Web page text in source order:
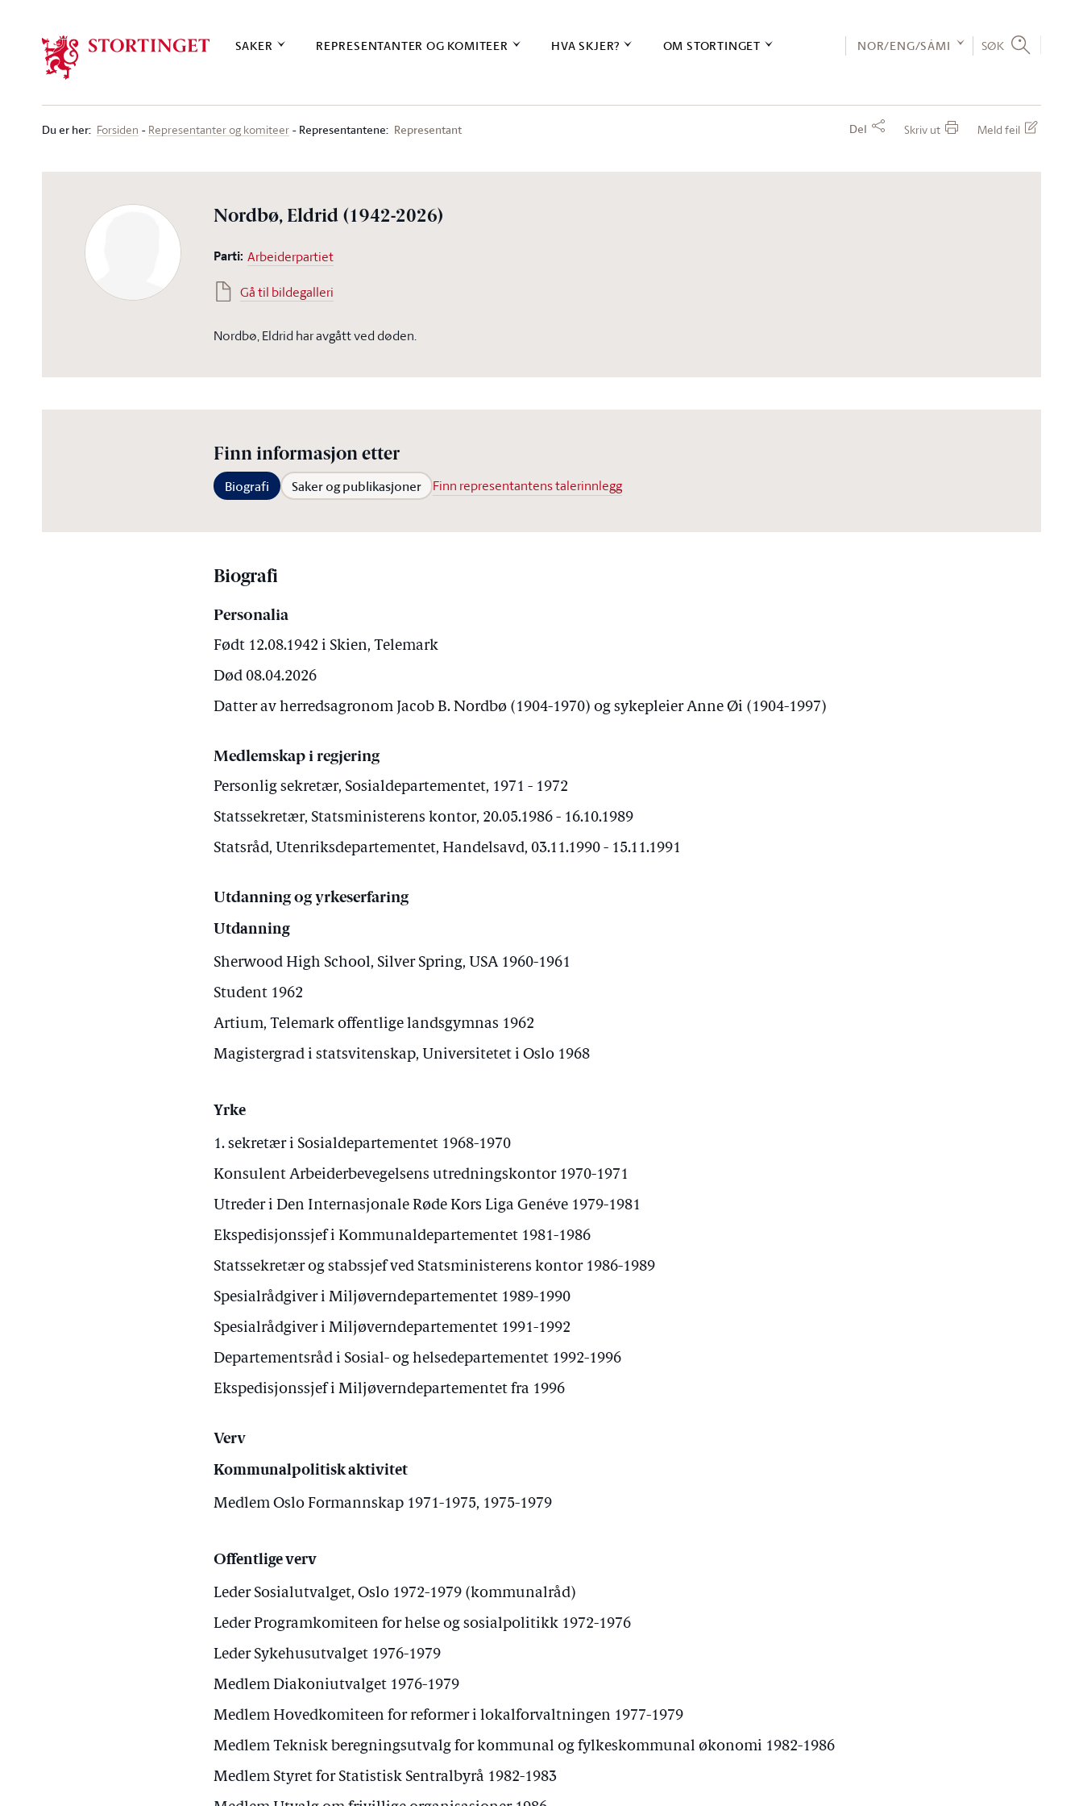
SAKER REPRESENTANTER OG KOMITEER HVA SKJER? OM STORTINGET NOR/ENG/SÁMI SØK
Du er her: Forsiden Representanter og komiteer Representantene: Representant Del Skriv ut Meld feil
Nordbø, Eldrid (1942-2026)
Parti: Arbeiderpartiet
Gå til bildegalleri
Nordbø, Eldrid har avgått ved døden.
Finn informasjon etter
Biografi Saker og publikasjoner Finn representantens talerinnlegg
Biografi
Personalia
Født 12.08.1942 i Skien, Telemark
Død 08.04.2026
Datter av herredsagronom Jacob B. Nordbø (1904-1970) og sykepleier Anne Øi (1904-1997)
Medlemskap i regjering
Personlig sekretær, Sosialdepartementet, 1971 - 1972
Statssekretær, Statsministerens kontor, 20.05.1986 - 16.10.1989
Statsråd, Utenriksdepartementet, Handelsavd, 03.11.1990 - 15.11.1991
Utdanning og yrkeserfaring
Utdanning
Sherwood High School, Silver Spring, USA 1960-1961
Student 1962
Artium, Telemark offentlige landsgymnas 1962
Magistergrad i statsvitenskap, Universitetet i Oslo 1968
Yrke
1. sekretær i Sosialdepartementet 1968-1970
Konsulent Arbeiderbevegelsens utredningskontor 1970-1971
Utreder i Den Internasjonale Røde Kors Liga Genéve 1979-1981
Ekspedisjonssjef i Kommunaldepartementet 1981-1986
Statssekretær og stabssjef ved Statsministerens kontor 1986-1989
Spesialrådgiver i Miljøverndepartementet 1989-1990
Spesialrådgiver i Miljøverndepartementet 1991-1992
Departementsråd i Sosial- og helsedepartementet 1992-1996
Ekspedisjonssjef i Miljøverndepartementet fra 1996
Verv
Kommunalpolitisk aktivitet
Medlem Oslo Formannskap 1971-1975, 1975-1979
Offentlige verv
Leder Sosialutvalget, Oslo 1972-1979 (kommunalråd)
Leder Programkomiteen for helse og sosialpolitikk 1972-1976
Leder Sykehusutvalget 1976-1979
Medlem Diakoniutvalget 1976-1979
Medlem Hovedkomiteen for reformer i lokalforvaltningen 1977-1979
Medlem Teknisk beregningsutvalg for kommunal og fylkeskommunal økonomi 1982-1986
Medlem Styret for Statistisk Sentralbyrå 1982-1983